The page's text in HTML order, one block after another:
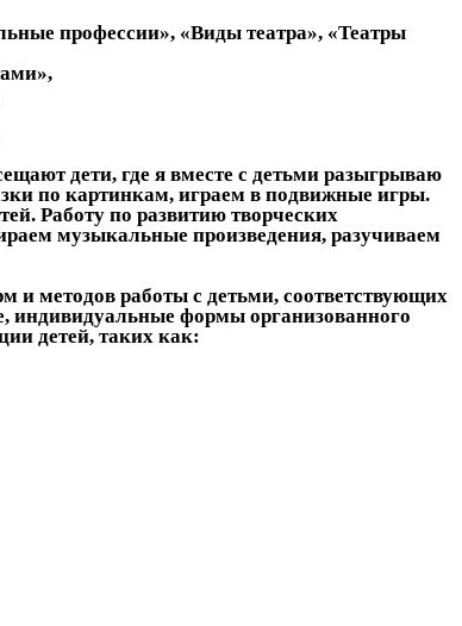
профессии», «Виды театра», «Театры
дети, где я вместе с детьми разыгрываю
по картинкам, играем в подвижные игры.
Работу по развитию творческих
музыкальные произведения, разучиваем
и методов работы с детьми, соответствующих
индивидуальные формы организованного
детей, таких как: